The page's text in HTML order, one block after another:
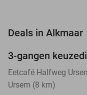
Deals in Alkmaar
3-gangen
Eetcafé Halfweg
Ursem (8 km)